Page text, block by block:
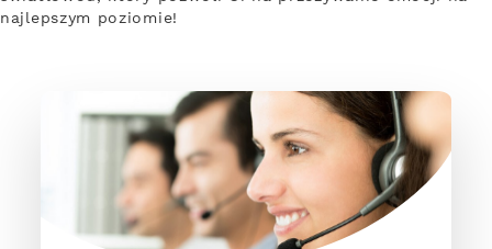
najlepszym poziomie!